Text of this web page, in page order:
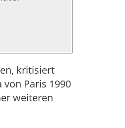
kritisiert
Paris 1990
weiteren